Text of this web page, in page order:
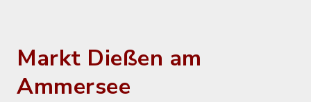
Markt Dießen am
Ammersee